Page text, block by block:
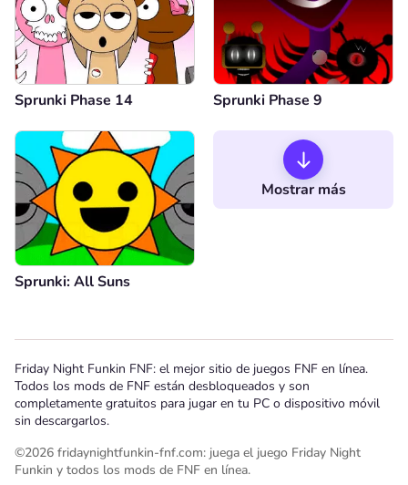
Sprunki Phase 14 Sprunki Phase 9
Sprunki: All Suns
Mostrar más
Friday Night Funkin FNF: el mejor sitio de juegos FNF en línea.
Todos los mods de FNF están desbloqueados y son
completamente gratuitos para jugar en tu PC o dispositivo móvil
sin descargarlos.
©2026 fridaynightfunkin-fnf.com: juega el juego Friday Night
Funkin y todos los mods de FNF en línea.